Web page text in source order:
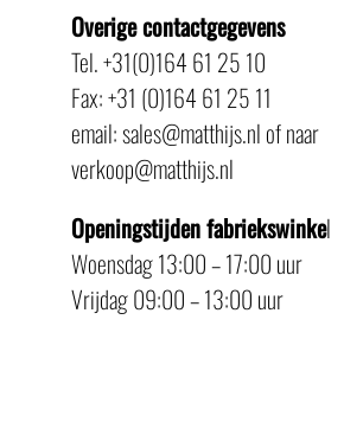
Overige contactgegevens
Tel. +31(0)164 61 25 10
Fax: +31 (0)164 61 25 11
email: sales@matthijs.nl of naar
verkoop@matthijs.nl
Openingstijden fabriekswinkel
Woensdag 13:00 – 17:00 uur
Vrijdag 09:00 – 13:00 uur